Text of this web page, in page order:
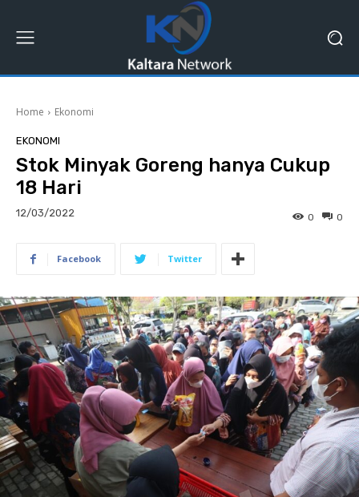
Home Ekonomi
EKONOMI
Stok Minyak Goreng hanya Cukup
18 Hari
12/03/2022 0
0
Facebook Twitter